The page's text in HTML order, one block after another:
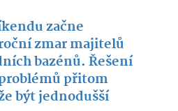
začne
zmar majitelů
bazénů. Řešení
přitom
být jednodušší